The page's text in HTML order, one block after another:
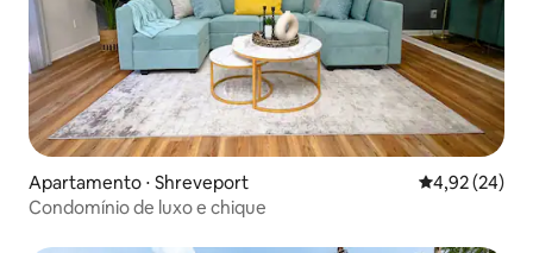
Apartamento ⋅ Shreveport 4,92 de uma
4,92 (24)
Condomínio de luxo e chique